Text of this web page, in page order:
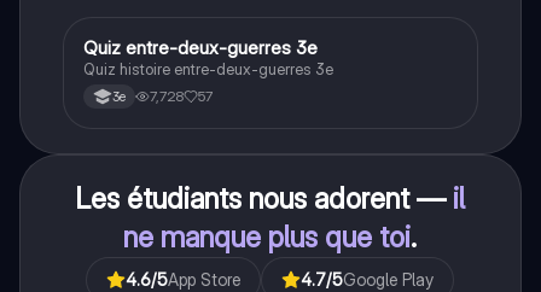
QHistoire
Quiz entre-deux-guerres 3e
Quiz histoire entre-deux-guerres 3e
3e 7,728 57
Les étudiants nous adorent — il
ne manque plus que toi.
4.6/5App Store 4.7/5Google Play